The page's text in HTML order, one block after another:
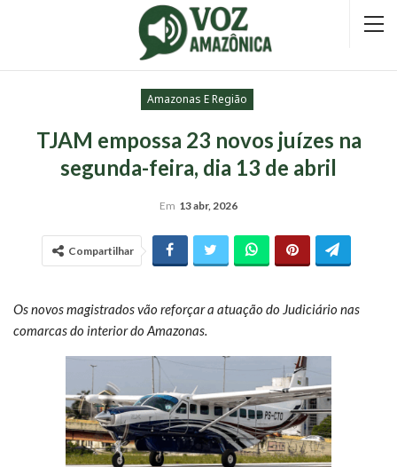
Amazonas E Região
TJAM empossa 23 novos juízes na
segunda-feira, dia 13 de abril
Em 13 abr, 2026
Compartilhar
Os novos magistrados vão reforçar a atuação do Judiciário nas
comarcas do interior do Amazonas.